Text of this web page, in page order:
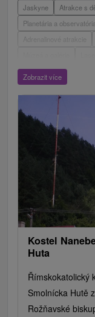
Jaskyne Atrakce s
Planetária a observatória
Adrenalinové atrakcie
ZOO a zvieracie farmy
Hrady, zámky, zrúcaniny
Mestské a zámocké
Jazerá, plesá, vodné
Drevené
Túry a turistické
Sakrálne miesta
Golfové ihriská
Motokárové dráhy
Zobrazit více
Kostel
Huta
Římskokatolický
Smolnícka Hutě
Rožňavské